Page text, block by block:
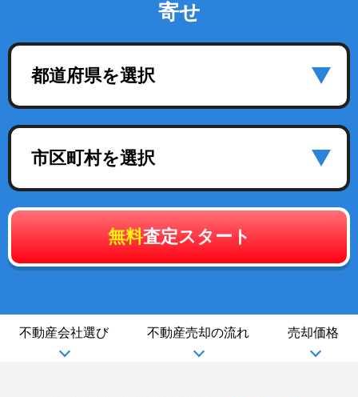
寄せ
都道府県を選択
市区町村を選択
無料査定スタート
不動産会社選び 不動産売却の流れ 売却価格